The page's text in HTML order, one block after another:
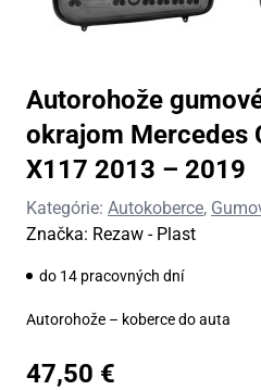
Autorohože
okrajom Mercedes
X117 2013 – 2019
Kategórie: Autokoberce,
Značka: Rezaw - Plast
do 14 pracovných dní
Autorohože – koberce do auta
47,50 €